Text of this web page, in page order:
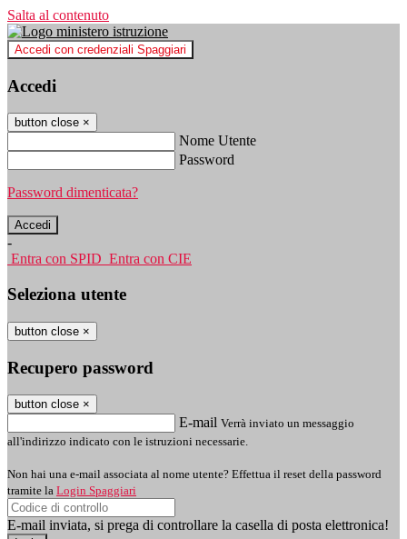
Salta al contenuto
Accedi con credenziali Spaggiari
Accedi
button close ×
Nome Utente
Password
Password dimenticata?
-
Entra con SPID Entra con CIE
Seleziona utente
button close ×
Recupero password
button close ×
E-mail Verrà inviato un messaggio
all'indirizzo indicato con le istruzioni necessarie.
Non hai una e-mail associata al nome utente? Effettua il reset della password
tramite la Login Spaggiari
E-mail inviata, si prega di controllare la casella di posta elettronica!